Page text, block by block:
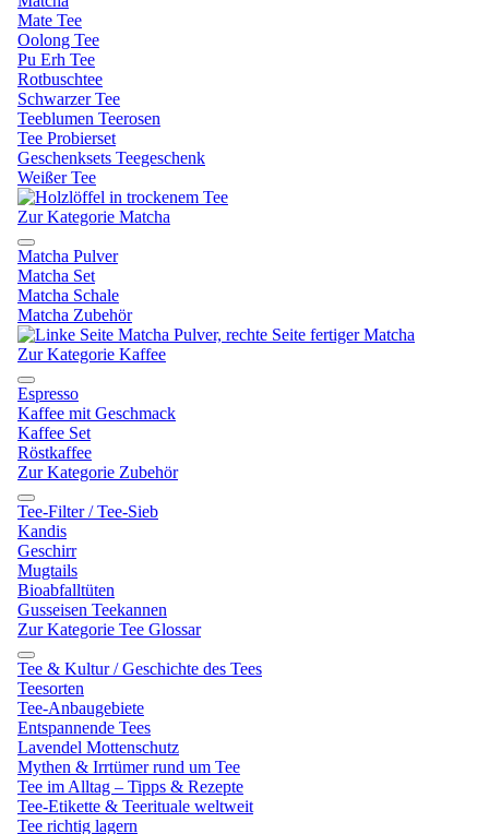
Mate Tee
Oolong Tee
Pu Erh Tee
Rotbuschtee
Schwarzer Tee
Teeblumen Teerosen
Tee Probierset
Geschenksets Teegeschenk
Weißer Tee
Zur Kategorie Matcha
Matcha Pulver
Matcha Set
Matcha Schale
Matcha Zubehör
Zur Kategorie Kaffee
Espresso
Kaffee mit Geschmack
Kaffee Set
Röstkaffee
Zur Kategorie Zubehör
Tee-Filter / Tee-Sieb
Kandis
Geschirr
Mugtails
Bioabfalltüten
Gusseisen Teekannen
Zur Kategorie Tee Glossar
Tee & Kultur / Geschichte des Tees
Teesorten
Tee-Anbaugebiete
Entspannende Tees
Lavendel Mottenschutz
Mythen & Irrtümer rund um Tee
Tee im Alltag – Tipps & Rezepte
Tee-Etikette & Teerituale weltweit
Tee richtig lagern